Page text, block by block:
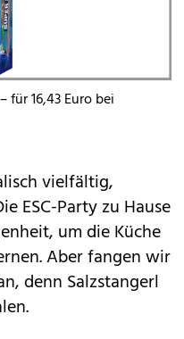
für 16,43 Euro bei
vielfältig,
ESC-Party zu Hause
um die Küche
Aber fangen wir
denn Salzstangerl